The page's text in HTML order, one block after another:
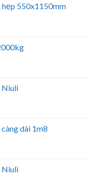
hẹp 550x1150mm
Niuli
dài 1m8
Niuli